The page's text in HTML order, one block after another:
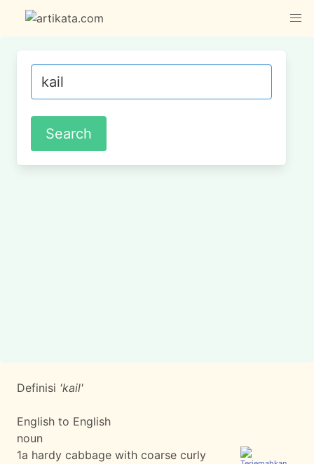
Definisi 'kail'
English to English
noun
1a hardy cabbage with coarse curly